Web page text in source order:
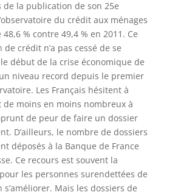
de la publication de son 25e
du crédit aux ménages
% contre 49,4 % en 2011. Ce
crédit n’a pas cessé de se
début de la crise économique de
niveau record depuis le premier
Les Français hésitent à
de moins en moins nombreux à
de peur de faire un dossier
D’ailleurs, le nombre de dossiers
déposés à la Banque de France
Ce recours est souvent la
les personnes surendettées de
Mais les dossiers de